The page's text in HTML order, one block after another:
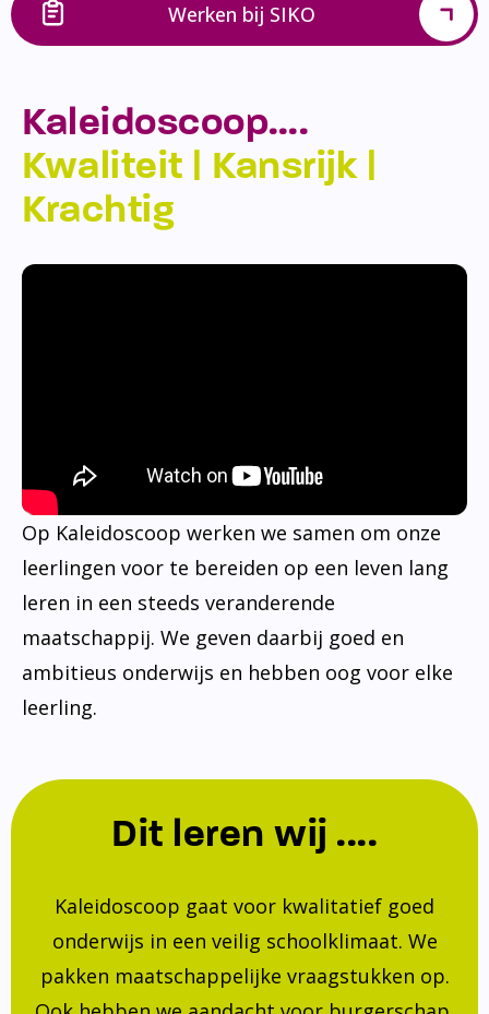
Werken bij SIKO
Kaleidoscoop….
Kwaliteit | Kansrijk |
Krachtig
Op Kaleidoscoop werken we samen om onze
leerlingen voor te bereiden op een leven lang
leren in een steeds veranderende
maatschappij. We geven daarbij goed en
ambitieus onderwijs en hebben oog voor elke
leerling.
Dit leren wij ....
Kaleidoscoop gaat voor kwalitatief goed
onderwijs in een veilig schoolklimaat. We
pakken maatschappelijke vraagstukken op.